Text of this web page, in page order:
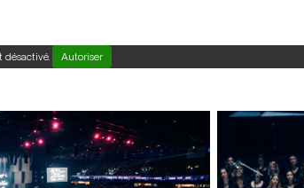
désactivé. Autoriser